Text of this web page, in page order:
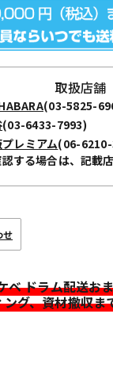
取扱店舗
(03-5825-
(03-6433-7993)
レミアム(06-
する場合は、記載
せ
ベ ドラム配送お
ング、資材撤収